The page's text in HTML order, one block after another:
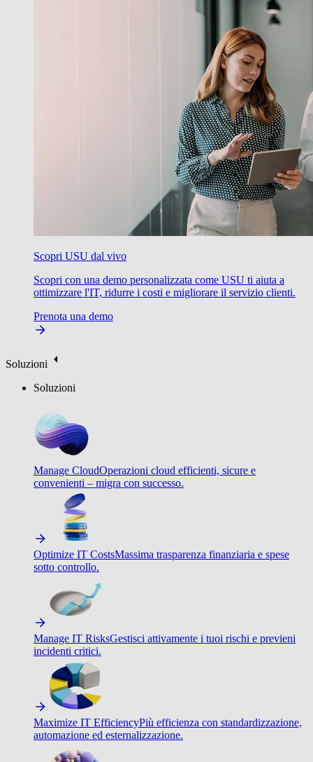
Scopri USU dal vivo
Scopri con una demo personalizzata come USU ti aiuta a
ottimizzare l'IT, ridurre i costi e migliorare il servizio clienti.
Prenota una demo
Soluzioni
Soluzioni
Manage CloudOperazioni cloud efficienti, sicure e
convenienti – migra con successo.
Optimize IT CostsMassima trasparenza finanziaria e spese
sotto controllo.
Manage IT RisksGestisci attivamente i tuoi rischi e previeni
incidenti critici.
Maximize IT EfficiencyPiù efficienza con standardizzazione,
automazione ed esternalizzazione.